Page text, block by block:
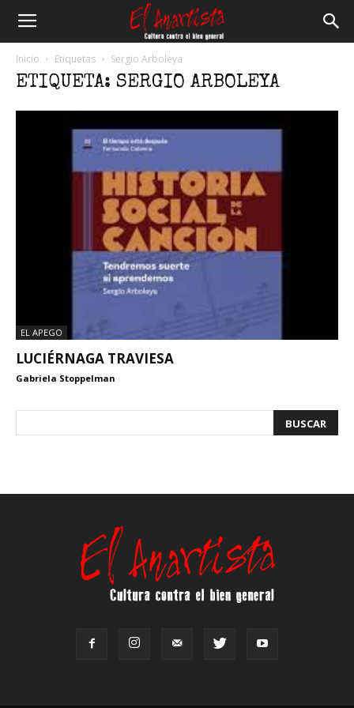
Inicio Etiquetas Sergio Arboleya
ETIQUETA: SERGIO ARBOLEYA
EL APEGO
LUCIÉRNAGA TRAVIESA
Gabriela Stoppelman